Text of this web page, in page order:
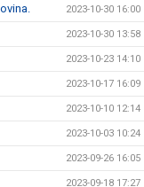
2023-10-30 16:00
2023-10-30 13:58
2023-10-23 14:10
2023-10-17 16:09
2023-10-10 12:14
2023-10-03 10:24
2023-09-26 16:05
2023-09-18 17:27